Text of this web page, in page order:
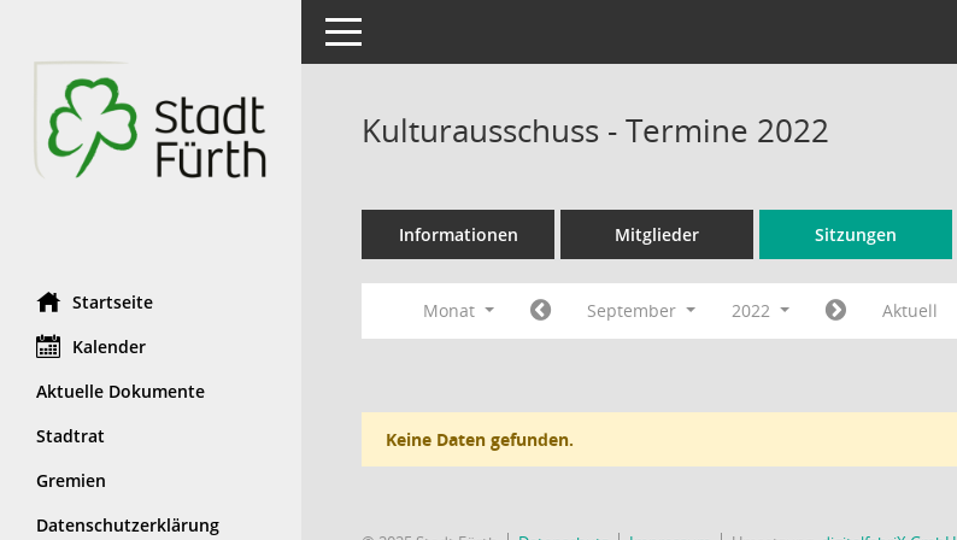
Startseite
Kalender
Aktuelle Dokumente
Stadtrat
Gremien
Datenschutzerklärung
Toggle navigation
Kulturausschuss - Termine 2022
Informationen Mitglieder Sitzungen
Monat September 2022 Aktuell
Keine Daten gefunden.